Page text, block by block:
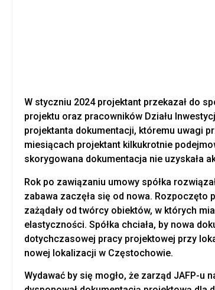
W styczniu 2024 projektant przekazał do
projektu oraz pracowników Działu
projektanta dokumentacji, któremu uwagi
miesiącach projektant kilkukrotnie
skorygowana dokumentacja nie uzyskała
Rok po zawiązaniu umowy spółka
zabawa zaczęła się od nowa. Rozpoczęto
zażądały od twórcy obiektów, w których
elastyczności. Spółka chciała, by nowa
dotychczasowej pracy projektowej przy
nowej lokalizacji w Częstochowie.
Wydawać by się mogło, że zarząd JAFP-u